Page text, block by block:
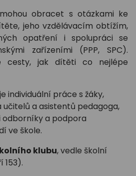
obracet s otázkami ke
jeho vzdělávacím obtížím,
opatření i spolupráci se
zařízeními (PPP, SPC).
cesty, jak dítěti co nejlépe
individuální práce s žáky,
a asistentů pedagoga,
odborníky a podpora
ve škole.
klubu, vedle školní
153).